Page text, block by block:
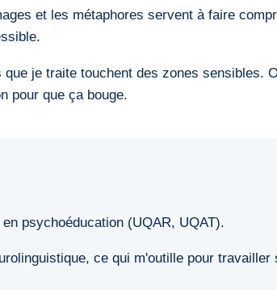
et les métaphores servent à faire
que je traite touchent des zones sensibles.
pour que ça bouge.
psychoéducation (UQAR, UQAT).
ce qui m'outille pour